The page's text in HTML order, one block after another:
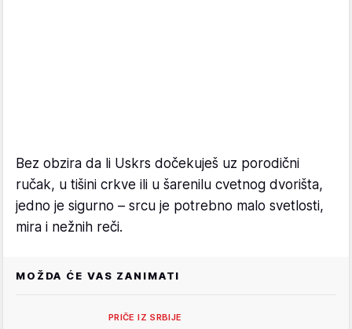
Bez obzira da li Uskrs dočekuješ uz porodični
ručak, u tišini crkve ili u šarenilu cvetnog dvorišta,
jedno je sigurno – srcu je potrebno malo svetlosti,
mira i nežnih reči.
MOŽDA ĆE VAS ZANIMATI
PRIČE IZ SRBIJE